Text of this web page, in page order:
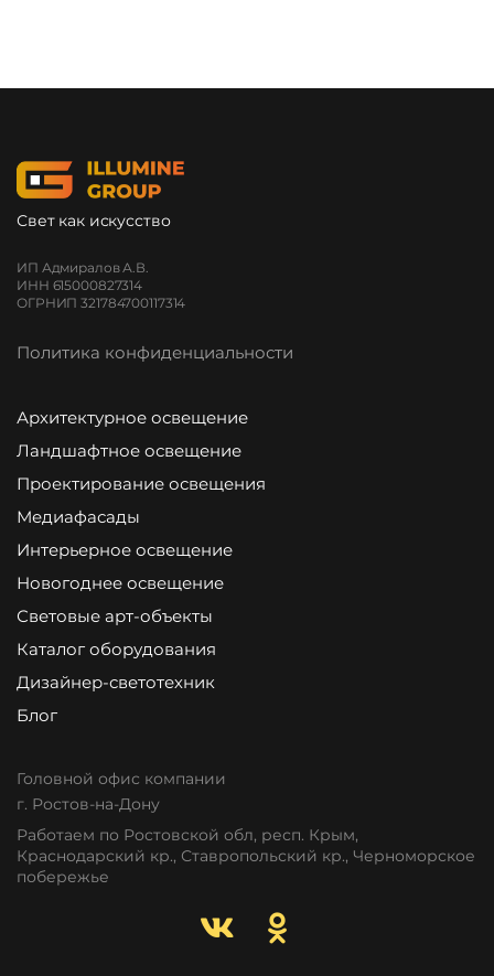
Свет как искусство
ИП Адмиралов А.В.
ИНН 615000827314
ОГРНИП 321784700117314
Политика конфиденциальности
Архитектурное освещение
Ландшафтное освещение
Проектирование освещения
Медиафасады
Интерьерное освещение
Новогоднее освещение
Световые арт-объекты
Каталог оборудования
Дизайнер-светотехник
Блог
Головной офис компании
г. Ростов-на-Дону
Работаем по Ростовской обл, респ. Крым,
Краснодарский кр., Ставропольский кр., Черноморское
побережье